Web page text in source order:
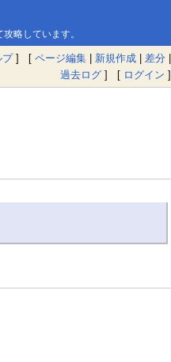
略しています。
プ] [ ページ編集 | 新規作成 | 差分 |
過去ログ ] [ ログイン ]